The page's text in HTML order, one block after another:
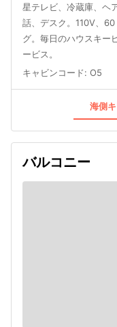
星テレビ、冷蔵庫、ヘ
話、デスク。110V、
グ。毎日のハウスキー
ービス。
キャビンコード: O5
海側
バルコニー